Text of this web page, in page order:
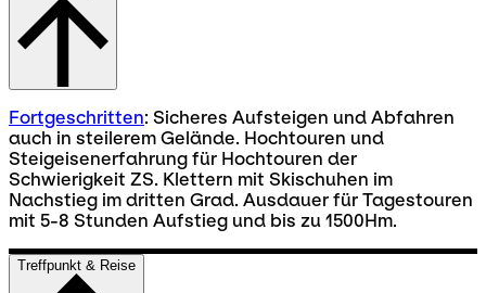
Fortgeschritten: Sicheres Aufsteigen und Abfahren
auch in steilerem Gelände. Hochtouren und
Steigeisenerfahrung für Hochtouren der
Schwierigkeit ZS. Klettern mit Skischuhen im
Nachstieg im dritten Grad. Ausdauer für Tagestouren
mit 5-8 Stunden Aufstieg und bis zu 1500Hm.
Treffpunkt & Reise